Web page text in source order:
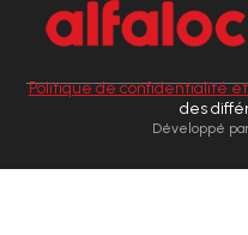
Politique de confidentialité et
des
Développé